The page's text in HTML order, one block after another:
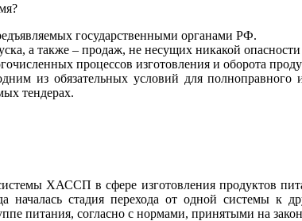
государственными органами РФ.
а также – продаж, не несущих никакой
процессов изготовления и оборота
из обязательных условий для
тендерах.
ХАССП в сфере изготовления продуктов
стадия перехода от одной системы к
питания, согласно с нормами, принятыми на